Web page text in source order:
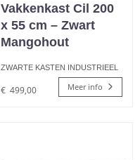
Vakkenkast Cil 200
x 55 cm – Zwart
Mangohout
ZWARTE KASTEN INDUSTRIEEL
€ 499,00 Meer info